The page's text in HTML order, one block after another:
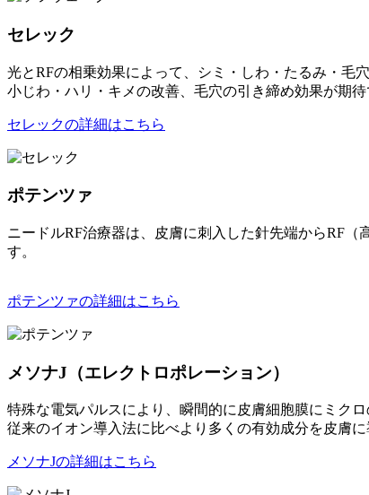
セレック
光とRFの相乗効果によって、シミ・しわ・たるみ・毛
小じわ・ハリ・キメの改善、毛穴の引き締め効果が期待
セレックの詳細はこちら
ポテンツァ
ニードルRF治療器は、皮膚に刺入した針先端からRF
す。
ポテンツァの詳細はこちら
メソナJ（エレクトロポレーション）
特殊な電気パルスにより、瞬間的に皮膚細胞膜にミク
従来のイオン導入法に比べより多くの有効成分を皮膚
メソナJの詳細はこちら